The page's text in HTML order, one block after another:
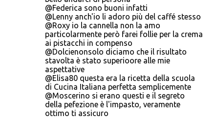
@Federica sono buoni infatti
@Lenny anch'io li adoro più del caffé stesso
@Roxy io la cannella non la amo
particolarmente però farei follie per la crema
ai pistacchi in compenso
@Dolcienonsolo diciamo che il risultato
stavolta è stato superioore alle mie
aspettative
@Elisa80 questa era la ricetta della scuola
di Cucina Italiana perfetta semplicemente
@Moscerino si erano questi e il segreto
della pefezione è l'impasto, veramente
ottimo ti assicuro